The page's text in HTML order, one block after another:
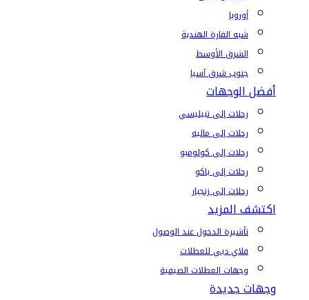
أوروبا
شبه القارة الهندية
الشرق الأوسط
جنوب شرق آسيا
أفضل الوجهات
رحلات إلى تبيليسي
رحلات إلى ماليه
رحلات إلى كولومبو
رحلات إلى باكو
رحلات إلى زنجبار
اكتشف المزيد
تأشيرة الدخول عند الوصول
فلاي دبي للعطلات
وجهات العطلات الصيفية
وجهات جديدة